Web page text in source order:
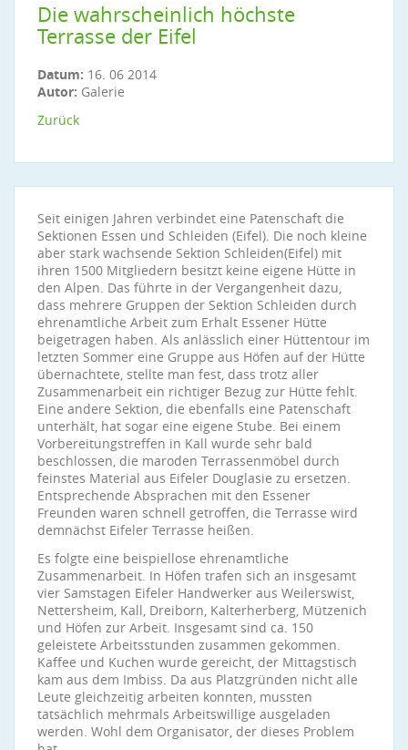
Die wahrscheinlich höchste
Terrasse der Eifel
Datum: 16. 06 2014
Autor: Galerie
Zurück
Seit einigen Jahren verbindet eine Patenschaft die
Sektionen Essen und Schleiden (Eifel). Die noch kleine
aber stark wachsende Sektion Schleiden(Eifel) mit
ihren 1500 Mitgliedern besitzt keine eigene Hütte in
den Alpen. Das führte in der Vergangenheit dazu,
dass mehrere Gruppen der Sektion Schleiden durch
ehrenamtliche Arbeit zum Erhalt Essener Hütte
beigetragen haben. Als anlässlich einer Hüttentour im
letzten Sommer eine Gruppe aus Höfen auf der Hütte
übernachtete, stellte man fest, dass trotz aller
Zusammenarbeit ein richtiger Bezug zur Hütte fehlt.
Eine andere Sektion, die ebenfalls eine Patenschaft
unterhält, hat sogar eine eigene Stube. Bei einem
Vorbereitungstreffen in Kall wurde sehr bald
beschlossen, die maroden Terrassenmöbel durch
feinstes Material aus Eifeler Douglasie zu ersetzen.
Entsprechende Absprachen mit den Essener
Freunden waren schnell getroffen, die Terrasse wird
demnächst Eifeler Terrasse heißen.
Es folgte eine beispiellose ehrenamtliche
Zusammenarbeit. In Höfen trafen sich an insgesamt
vier Samstagen Eifeler Handwerker aus Weilerswist,
Nettersheim, Kall, Dreiborn, Kalterherberg, Mützenich
und Höfen zur Arbeit. Insgesamt sind ca. 150
geleistete Arbeitsstunden zusammen gekommen.
Kaffee und Kuchen wurde gereicht, der Mittagstisch
kam aus dem Imbiss. Da aus Platzgründen nicht alle
Leute gleichzeitig arbeiten konnten, mussten
tatsächlich mehrmals Arbeitswillige ausgeladen
werden. Wohl dem Organisator, der dieses Problem